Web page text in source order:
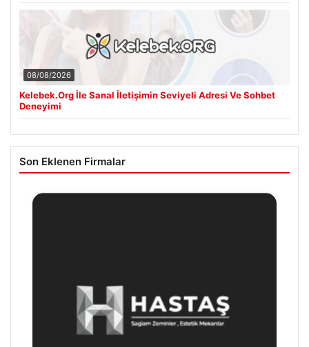
08/08/2026
Kelebek.Org İle Sanal İletişimin Seviyeli Adresi Ve Sohbet
Deneyimi
Son Eklenen Firmalar